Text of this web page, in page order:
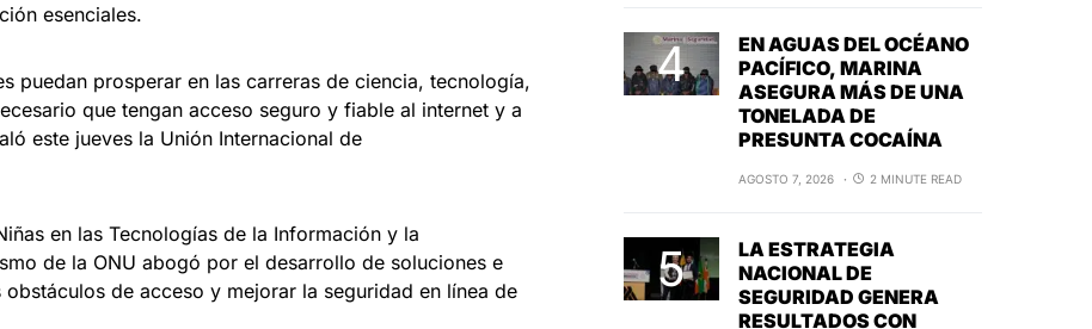
esenciales.
puedan prosperar en las carreras de ciencia, tecnología,
que tengan acceso seguro y fiable al internet y a
este jueves la Unión Internacional de
en las Tecnologías de la Información y la
de la ONU abogó por el desarrollo de soluciones e
de acceso y mejorar la seguridad en línea de
EN AGUAS DEL OCÉANO
PACÍFICO, MARINA
ASEGURA MÁS DE UNA
TONELADA DE
PRESUNTA COCAÍNA
AGOSTO 7, 2026 2 MINUTE READ
LA ESTRATEGIA
NACIONAL DE
SEGURIDAD GENERA
RESULTADOS CON